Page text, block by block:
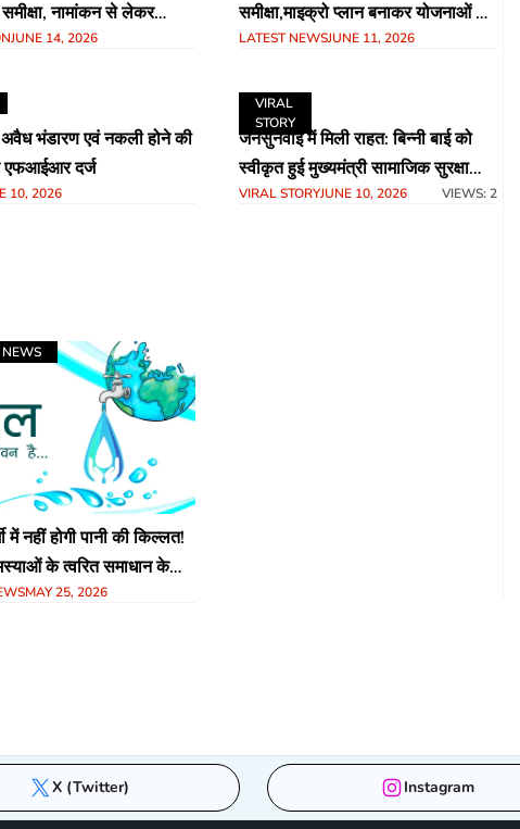
नामांकन से लेकर
व्यवस्थाओं तक दिए सख्त
को नोटिस जारी करने के निर्देश
JUNE 14, 2026
समीक्षा,माइक्रो प्लान बनाकर योजनाओं को
समय-सीमा में पूर्ण करने के निर्देश
LATEST NEWSJUNE 11, 2026
अवैध भंडारण एवं नकली होने की
दर्ज
10, 2026
VIRAL
STORY
जनसुनवाई में मिली राहत: बिन्नी बाई को
स्वीकृत हुई मुख्यमंत्री सामाजिक सुरक्षा
कल्याणी पेंशन,कलेक्टर नेहा मीना के निर्देश
VIRAL STORYJUNE 10, 2026 VIEWS: 2
NEWS
में नहीं होगी पानी की किल्लत!
के त्वरित समाधान के
कंट्रोल रूम गठित
MAY 25, 2026
X (Twitter) Instagram